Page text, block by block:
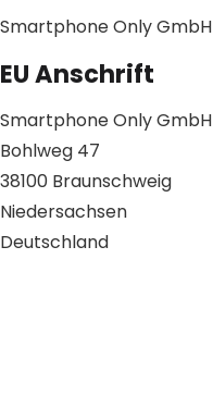
Smartphone Only GmbH
EU Anschrift
Smartphone Only GmbH
Bohlweg 47
38100 Braunschweig
Niedersachsen
Deutschland